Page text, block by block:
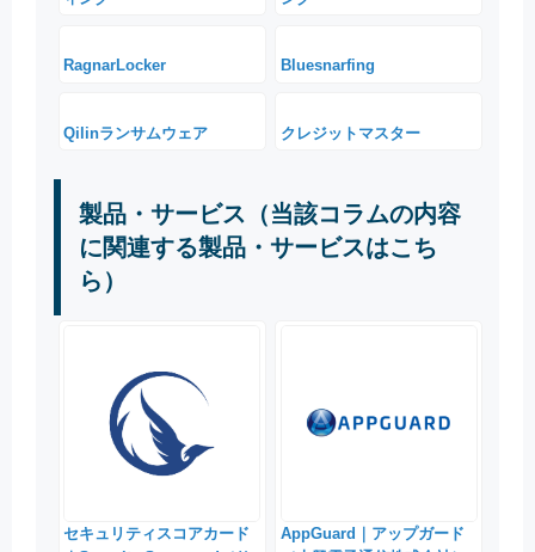
RagnarLocker Bluesnarfing
Qilinランサムウェア クレジットマスター
製品・サービス（当該コラムの内容
に関連する製品・サービスはこち
ら）
セキュリティスコアカード
AppGuard｜アップガード